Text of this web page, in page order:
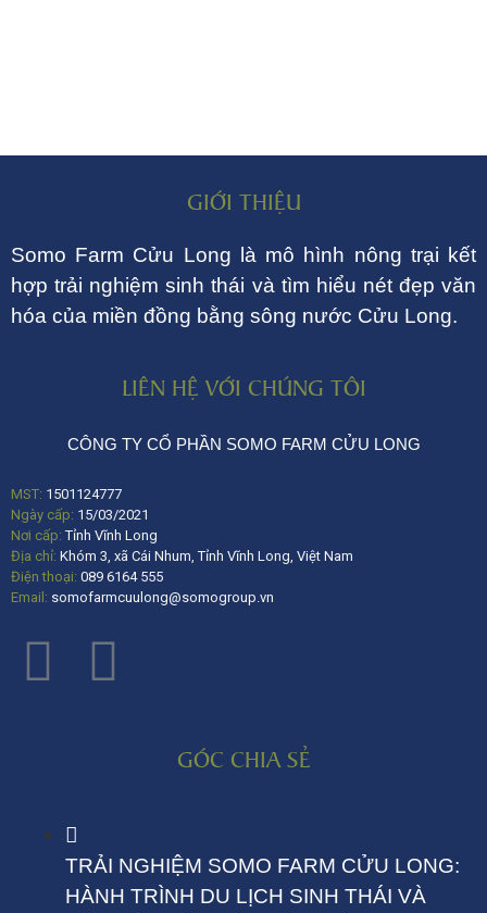
GIỚI THIỆU
Somo Farm Cửu Long là mô hình nông trại kết
hợp trải nghiệm sinh thái và tìm hiểu nét đẹp văn
hóa của miền đồng bằng sông nước Cửu Long.
LIÊN HỆ VỚI CHÚNG TÔI
CÔNG TY CỔ PHẦN SOMO FARM CỬU LONG
MST: 1501124777
Ngày cấp: 15/03/2021
Nơi cấp:Tỉnh Vĩnh Long
Địa chỉ: Khóm 3, xã Cái Nhum, Tỉnh Vĩnh Long, Việt Nam
Điện thoại: 089 6164 555
Email: somofarmcuulong@somogroup.vn
GÓC CHIA SẺ
TRẢI NGHIỆM SOMO FARM CỬU LONG:
HÀNH TRÌNH DU LỊCH SINH THÁI VÀ